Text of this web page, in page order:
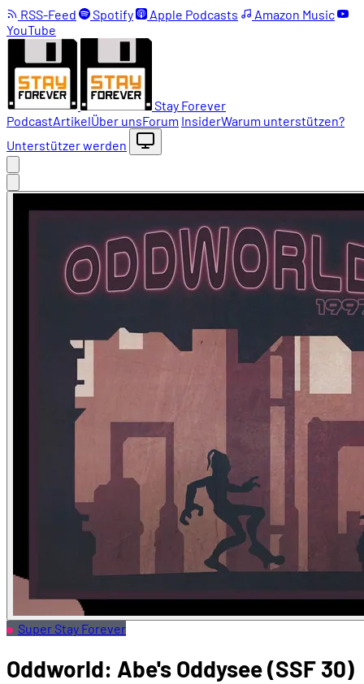
RSS-Feed Spotify Apple Podcasts
Amazon Music
YouTube
Stay Forever
PodcastArtikelÜber unsForum InsiderWarum unterstützen?
Unterstützer werden
Super Stay Forever
Oddworld: Abe's Oddysee (SSF 30)